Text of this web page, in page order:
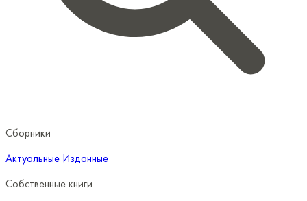
Сборники
Актуальные Изданные
Собственные книги